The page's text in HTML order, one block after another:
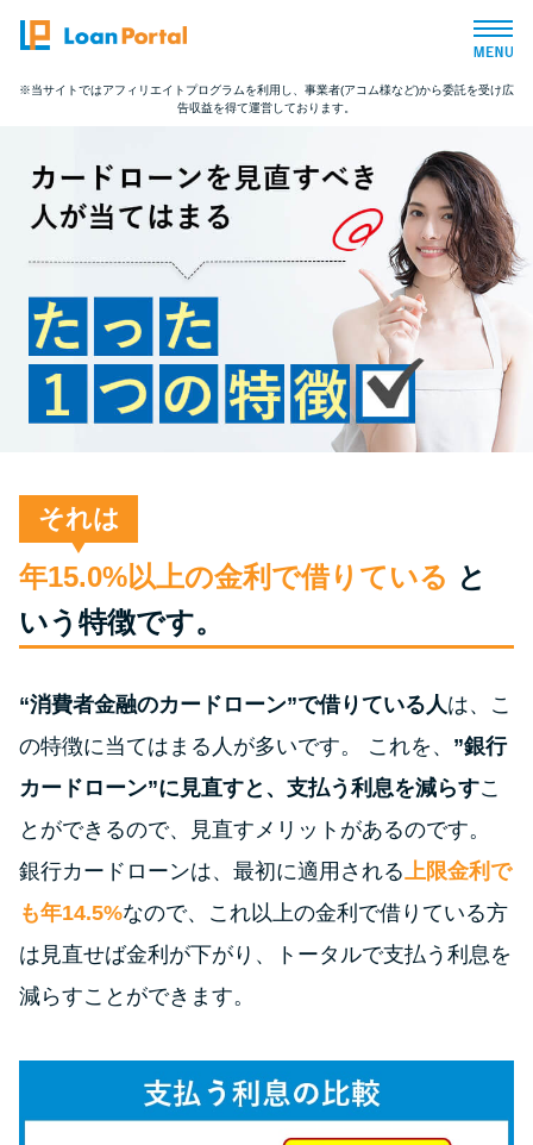
トップページ
おすすめコンテンツ
総合人気ランキング
とにかくすぐ借りたい方向け
バレずに借りたい方向け
便利なコンテンツ
カードローン診断
特集ページ
リボ払いをそのまま払いきると
損！
カードローンの見直しで40万円
得した話
ードローン
※当サイトではアフィリエイトプログラムを利用し、事業者(アコム様など)から委託を受け広
告収益を得て運営しております。
それは
年15.0%以上の金利で借りている と
いう特徴です。
“消費者金融のカードローン”で借りている人は、こ
の特徴に当てはまる人が多いです。 これを、 ”銀行
カードローン”に見直すと、支払う利息を減らすこ
とができるので、見直すメリットがあるのです。
銀行カードローンは、最初に適用される 上限金利で
も年14.5%なので、これ以上の金利で借りている方
は見直せば金利が下がり、トータルで支払う利息を
減らすことができます。